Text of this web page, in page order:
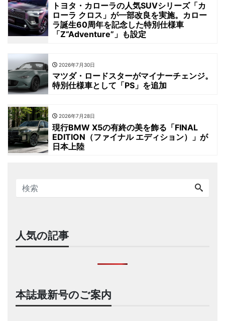
トヨタ・カローラの人気SUVシリーズ「カ
ローラ クロス」が一部改良を実施。カロー
ラ誕生60周年を記念した特別仕様車
「Z“Adventure”」も設定
2026年7月30日
マツダ・ロードスターがマイナーチェンジ。
特別仕様車として「PS」を追加
2026年7月28日
現行BMW X5の有終の美を飾る「FINAL
EDITION（ファイナル エディション）」が
日本上陸
人気の記事
本誌最新号のご案内